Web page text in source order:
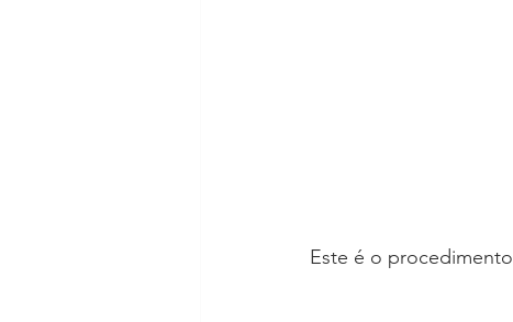
Este é o